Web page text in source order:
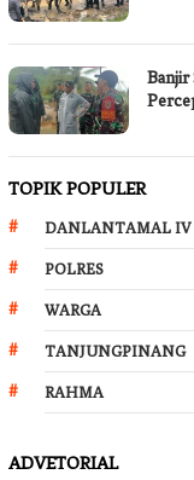
Banjir
TOPIK POPULER
DANLANTAMAL IV
POLRES
WARGA
TANJUNGPINANG
RAHMA
ADVETORIAL